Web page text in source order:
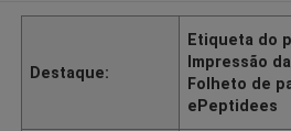
Destaque:
Etiqueta do
Impressão
Folheto de
ePeptidees